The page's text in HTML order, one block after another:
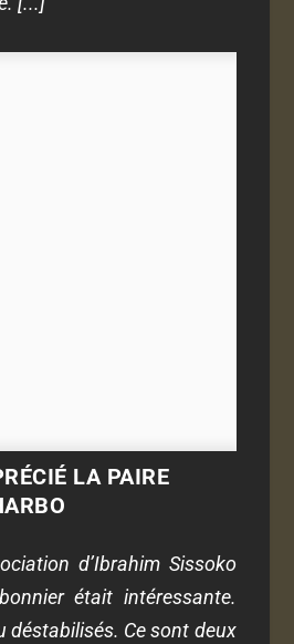
LA PAIRE
d’Ibrahim Sissoko
était intéressante.
déstabilisés. Ce sont deux